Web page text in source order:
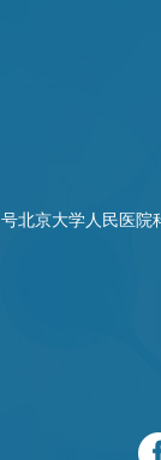
北京大学人民医